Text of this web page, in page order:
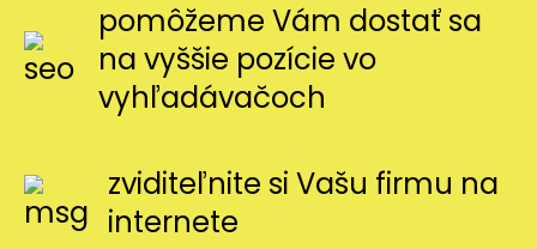
pomôžeme Vám dostať sa
na vyššie pozície vo
vyhľadávačoch
zviditeľnite si Vašu firmu na
internete